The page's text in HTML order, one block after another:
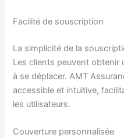
Facilité de souscription
La simplicité de la
Les clients peuvent obtenir
à se déplacer. AMT
accessible et intuitive,
les utilisateurs.
Couverture personnalisée